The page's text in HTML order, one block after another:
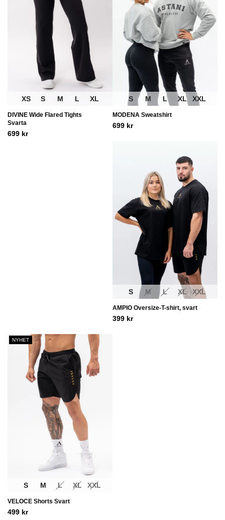
XS S M L XL
DIVINE Wide Flared Tights
Svarta
699 kr
S M L XL XXL
MODENA Sweatshirt
699 kr
S M L XL XXL
AMPIO Oversize-T-shirt, svart
399 kr
NYHET
S M L XL XXL
VELOCE Shorts Svart
499 kr